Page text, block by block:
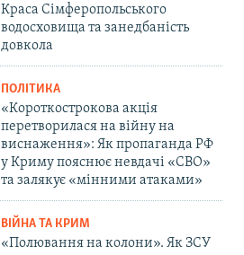
Краса Сімферопольського
водосховища та занедбаність
довкола
ПОЛІТИКА
«Короткострокова акція
перетворилася на війну на
виснаження»: Як пропаганда РФ
у Криму пояснює невдачі «СВО»
та залякує «мінними атаками»
ВІЙНА ТА КРИМ
«Полювання на колони». Як ЗСУ